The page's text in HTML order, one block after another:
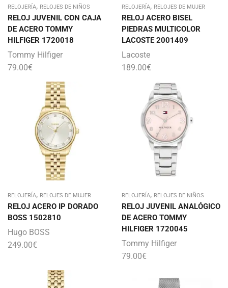
RELOJERÍA, RELOJES DE NIÑOS
RELOJ JUVENIL CON CAJA
DE ACERO TOMMY
HILFIGER 1720018
Tommy Hilfiger
79.00€
RELOJERÍA, RELOJES DE MUJER
RELOJ ACERO BISEL
PIEDRAS MULTICOLOR
LACOSTE 2001409
Lacoste
189.00€
RELOJERÍA, RELOJES DE MUJER
RELOJ ACERO IP DORADO
BOSS 1502810
Hugo BOSS
249.00€
RELOJERÍA, RELOJES DE NIÑOS
RELOJ JUVENIL ANALÓGICO
DE ACERO TOMMY
HILFIGER 1720045
Tommy Hilfiger
79.00€